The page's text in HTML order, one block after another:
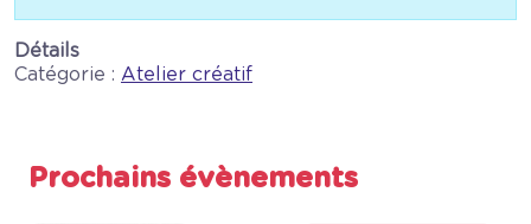
Détails
Catégorie : Atelier créatif
Prochains évènements